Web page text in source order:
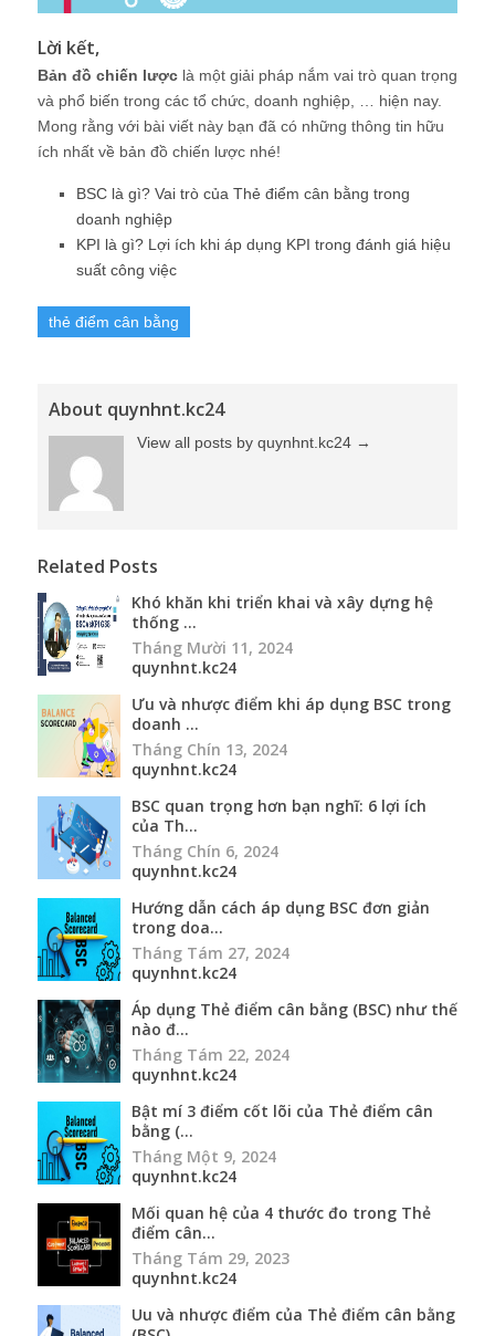
Lời kết,
Bản đồ chiến lược là một giải pháp nắm vai trò quan trọng
và phổ biến trong các tổ chức, doanh nghiệp, … hiện nay.
Mong rằng với bài viết này bạn đã có những thông tin hữu
ích nhất về bản đồ chiến lược nhé!
BSC là gì? Vai trò của Thẻ điểm cân bằng trong
doanh nghiệp
KPI là gì? Lợi ích khi áp dụng KPI trong đánh giá hiệu
suất công việc
thẻ điểm cân bằng
About quynhnt.kc24
View all posts by quynhnt.kc24 →
Related Posts
Khó khăn khi triển khai và xây dựng hệ
thống ...
Tháng Mười 11, 2024
quynhnt.kc24
Ưu và nhược điểm khi áp dụng BSC trong
doanh ...
Tháng Chín 13, 2024
quynhnt.kc24
BSC quan trọng hơn bạn nghĩ: 6 lợi ích
của Th...
Tháng Chín 6, 2024
quynhnt.kc24
Hướng dẫn cách áp dụng BSC đơn giản
trong doa...
Tháng Tám 27, 2024
quynhnt.kc24
Áp dụng Thẻ điểm cân bằng (BSC) như thế
nào đ...
Tháng Tám 22, 2024
quynhnt.kc24
Bật mí 3 điểm cốt lõi của Thẻ điểm cân
bằng (...
Tháng Một 9, 2024
quynhnt.kc24
Mối quan hệ của 4 thước đo trong Thẻ
điểm cân...
Tháng Tám 29, 2023
quynhnt.kc24
Uu và nhược điểm của Thẻ điểm cân bằng